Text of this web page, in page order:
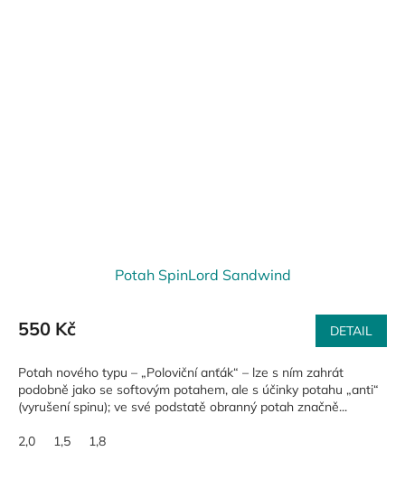
Potah SpinLord Sandwind
550 Kč DETAIL
Potah nového typu – „Poloviční anťák“ – lze s ním zahrát
podobně jako se softovým potahem, ale s účinky potahu „anti“
(vyrušení spinu); ve své podstatě obranný potah značně...
2,0 1,5 1,8